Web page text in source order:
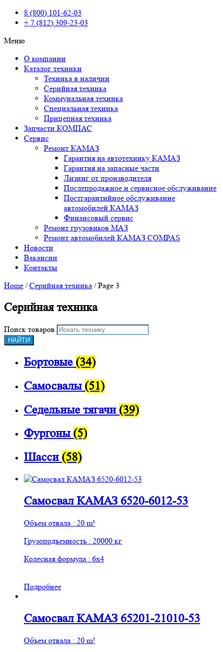
8 (800) 101-62-03
+ 7 (812) 309-23-03
Меню
О компании
Каталог техники
Техника в наличии
Серийная техника
Коммунальная техника
Специальная техника
Прицепная техника
Запчасти КОМПАС
Сервис
Ремонт КАМАЗ
Гарантия на автотехнику КАМАЗ
Гарантия на запасные части
Лизинг от производителя
Послепродажное и сервисное обслуживание
Постгарантийное обслуживание
автомобилей КАМАЗ
Финансовый сервис
Ремонт грузовиков МАЗ
Ремонт автомобилей КАМАЗ COMPAS
Новости
Вакансии
Контакты
Home /Серийная техника / Page 3
Серийная техника
Поиск товаров
НАЙТИ
Бортовые (34)
Самосвалы (51)
Седельные тягачи (39)
Фургоны (5)
Шасси (58)
Самосвал КАМАЗ 6520-6012-53
Объем отвала : 20 m³
Грузоподъемность : 20000 кг
Колесная формула : 6х4
Подробнее
Самосвал КАМАЗ 65201-21010-53
Объем отвала : 20 m³